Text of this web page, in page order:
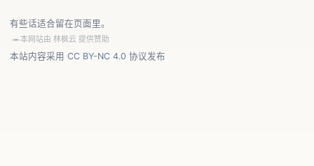
有些话适合留在页面里。
本网站由林枫云 提供赞助
本站内容采用 CC BY-NC 4.0协议发布